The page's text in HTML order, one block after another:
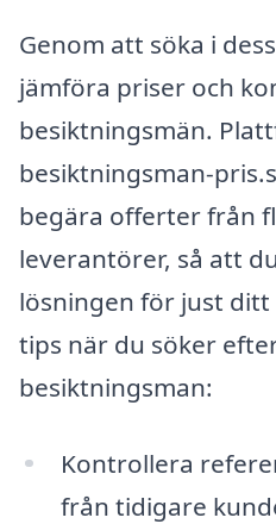
Genom att söka i
jämföra priser och
besiktningsmän.
besiktningsman-
begära offerter från
leverantörer, så att
lösningen för just
tips när du söker
besiktningsman:
Kontrollera
från tidigare